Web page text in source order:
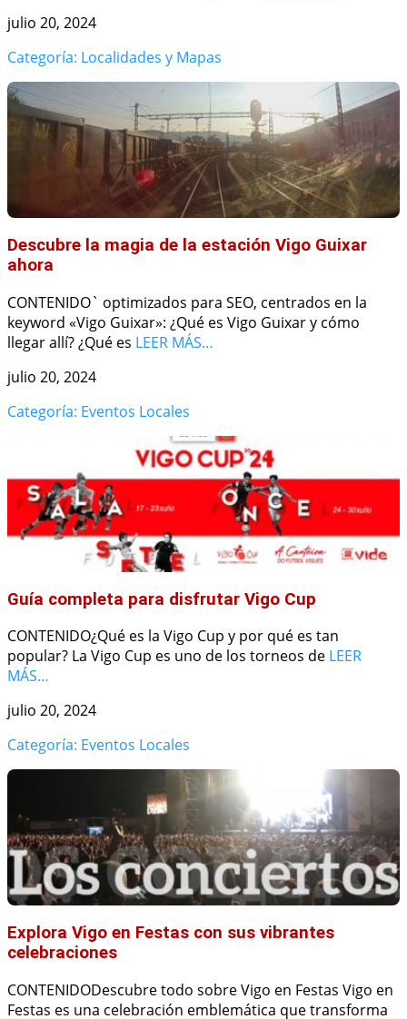
julio 20, 2024
Categoría: Localidades y Mapas
Descubre la magia de la estación Vigo Guixar
ahora
CONTENIDO` optimizados para SEO, centrados en la
keyword «Vigo Guixar»: ¿Qué es Vigo Guixar y cómo
llegar allí? ¿Qué es LEER MÁS…
julio 20, 2024
Categoría: Eventos Locales
Guía completa para disfrutar Vigo Cup
CONTENIDO¿Qué es la Vigo Cup y por qué es tan
popular? La Vigo Cup es uno de los torneos de LEER
MÁS…
julio 20, 2024
Categoría: Eventos Locales
Explora Vigo en Festas con sus vibrantes
celebraciones
CONTENIDODescubre todo sobre Vigo en Festas Vigo en
Festas es una celebración emblemática que transforma